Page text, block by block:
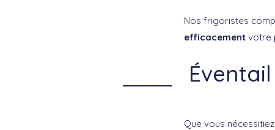
Nos frigoristes
efficacement votre
Que vous